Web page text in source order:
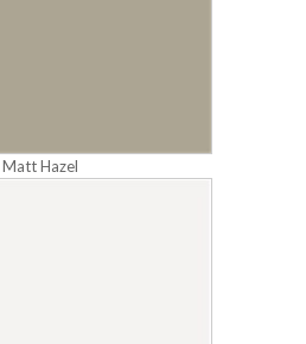
Matt Hazel